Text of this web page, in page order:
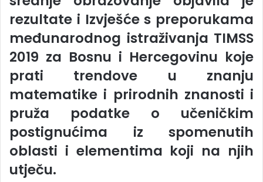
rezultate i Izvješće s preporukama
međunarodnog istraživanja TIMSS
2019 za Bosnu i Hercegovinu koje
prati trendove u znanju
matematike i prirodnih znanosti i
pruža podatke o učeničkim
postignućima iz spomenutih
oblasti i elementima koji na njih
utječu.